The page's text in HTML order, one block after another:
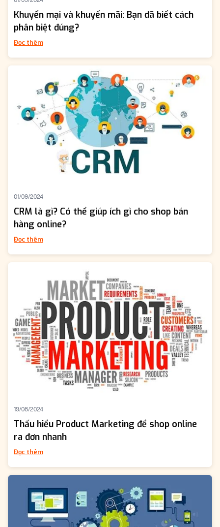
Khuyến mại và khuyến mãi: Bạn đã biết cách
phân biệt đúng?
Đọc thêm
01/09/2024
CRM là gì? Có thể giúp ích gì cho shop bán
hàng online?
Đọc thêm
19/08/2024
Thấu hiểu Product Marketing để shop online
ra đơn nhanh
Đọc thêm